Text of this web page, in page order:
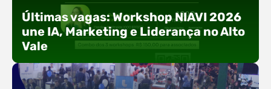
Últimas vagas: Workshop NIAVI 2026
une IA, Marketing e Liderança no Alto
Vale